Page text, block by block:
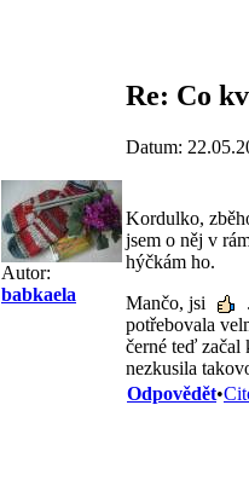
Autor:
babkaela
Re: Co
Datum:
Kordulko,
jsem o něj v
hýčkám ho.
Mančo, jsi
potřebovala
černé teď začal
nezkusila
Odpovědět•